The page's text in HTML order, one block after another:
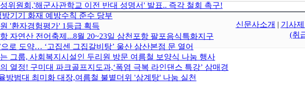
위원회,'해군사관학교 이전 반대 성명서' 발표.. 즉각 철회 촉구!
기기 화재 예방수칙 준수 당부
'환자경험평가' 1등급 획득
자연산 전어축제...8월 20~23일 삼천포항 팔포음식특화지구
으로 도약… ‘고집센 그집갈비탕’ 울산 삼산본점 문 열어
그룹, 사회복지시설인 두리원 방문 여름철 보양식 나눔 행사
열정! 구미대 파크골프지도과,‘폭염 극복 라인댄스 특강’ 삼매경
방범대 최미화 대장,여름철 불볕더위 '삼계탕' 나눔 실천
신문사소개 | 기사
(취